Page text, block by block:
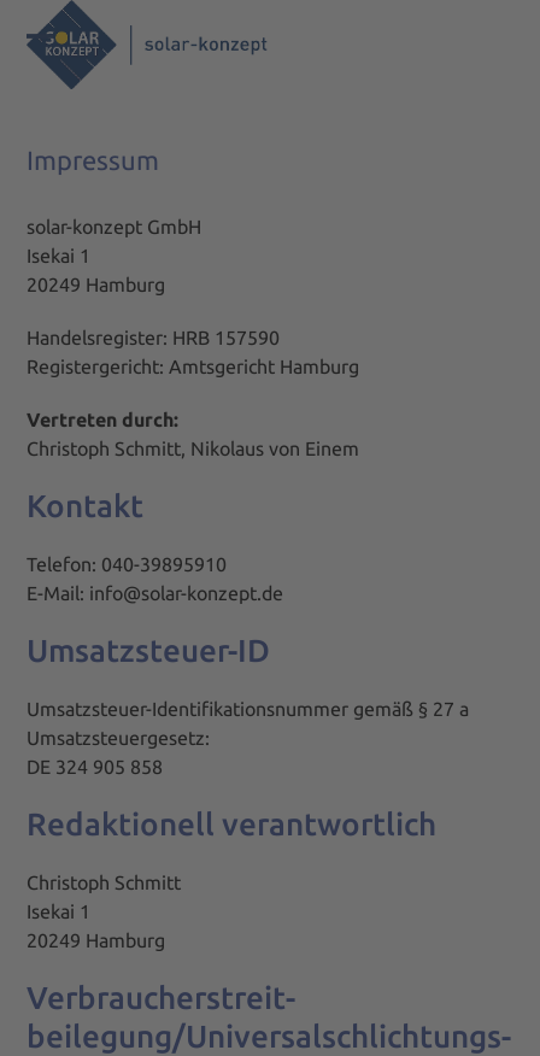
contentOpen
menu
Close
menu
Impressum
solar-konzept GmbH
Isekai 1
20249 Hamburg
Handelsregister: HRB 157590
Registergericht: Amtsgericht Hamburg
Vertreten durch:
Christoph Schmitt, Nikolaus von Einem
Kontakt
Telefon: 040-39895910
E-Mail: info@solar-konzept.de
Umsatzsteuer-ID
Umsatzsteuer-Identifikationsnummer gemäß § 27 a
Umsatzsteuergesetz:
DE 324 905 858
Redaktionell verantwortlich
Christoph Schmitt
Isekai 1
20249 Hamburg
Verbraucher­streit­
beilegung/Universal­schlichtungs­